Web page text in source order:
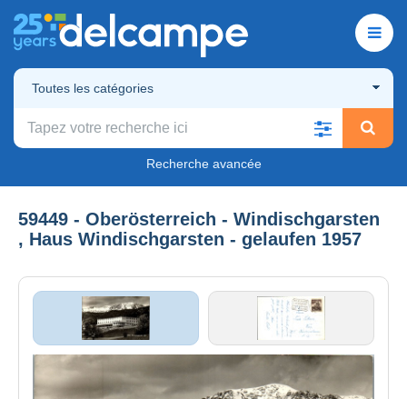
Toutes les catégories
Recherche avancée
59449 - Oberösterreich - Windischgarsten
, Haus Windischgarsten - gelaufen 1957